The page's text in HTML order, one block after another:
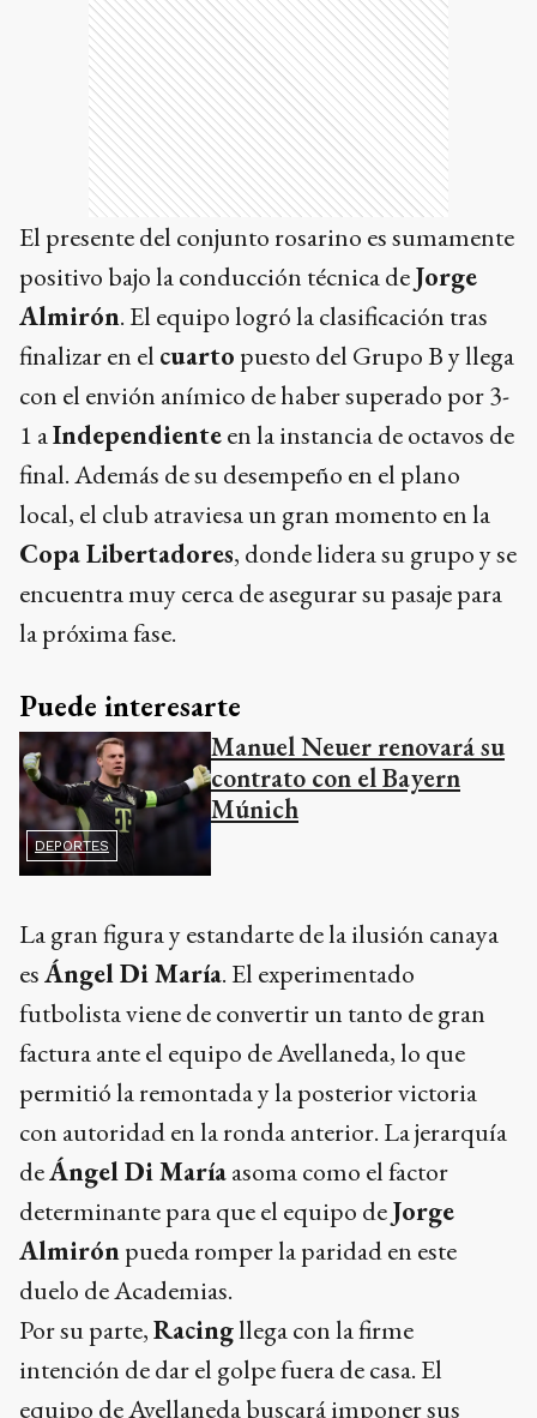
El presente del conjunto rosarino es sumamente
positivo bajo la conducción técnica deJorge
Almirón. El equipo logró la clasificación tras
finalizar en el cuarto puesto del Grupo B y llega
con el envión anímico de haber superado por 3-
1 aIndependienteen la instancia de octavos de
final. Además de su desempeño en el plano
local, el club atraviesa un gran momento en la
Copa Libertadores, donde lidera su grupo y se
encuentra muy cerca de asegurar su pasaje para
la próxima fase.
Puede interesarte
DEPORTES
Manuel Neuer renovará su
contrato con el Bayern
Múnich
La gran figura y estandarte de la ilusión canaya
esÁngel Di María. El experimentado
futbolista viene de convertir un tanto de gran
factura ante el equipo de Avellaneda, lo que
permitió la remontada y la posterior victoria
con autoridad en la ronda anterior. La jerarquía
deÁngel Di Maríaasoma como el factor
determinante para que el equipo deJorge
Almirónpueda romper la paridad en este
duelo de Academias.
Por su parte,Racingllega con la firme
intención de dar el golpe fuera de casa. El
equipo de Avellaneda buscará imponer sus